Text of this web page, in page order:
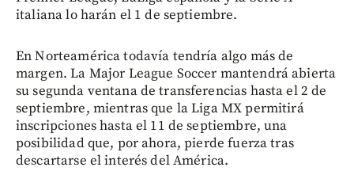
italiana lo harán el 1 de septiembre.
En Norteamérica todavía tendría algo más de
margen. La Major League Soccer mantendrá abierta
su segunda ventana de transferencias hasta el 2 de
septiembre, mientras que la Liga MX permitirá
inscripciones hasta el 11 de septiembre, una
posibilidad que, por ahora, pierde fuerza tras
descartarse el interés del América.